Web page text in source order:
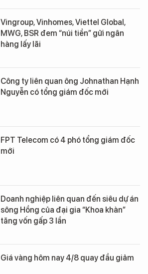
Vingroup, Vinhomes, Viettel Global,
MWG, BSR đem “núi tiền” gửi ngân
hàng lấy lãi
Công ty liên quan ông Johnathan Hạnh
Nguyễn có tổng giám đốc mới
FPT Telecom có 4 phó tổng giám đốc
mới
Doanh nghiệp liên quan đến siêu dự án
sông Hồng của đại gia “Khoa khàn”
tăng vốn gấp 3 lần
Giá vàng hôm nay 4/8 quay đầu giảm